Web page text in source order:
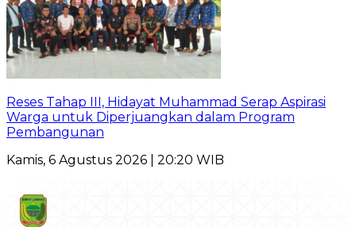
Reses Tahap III, Hidayat Muhammad Serap Aspirasi
Warga untuk Diperjuangkan dalam Program
Pembangunan
Kamis, 6 Agustus 2026 | 20:20 WIB